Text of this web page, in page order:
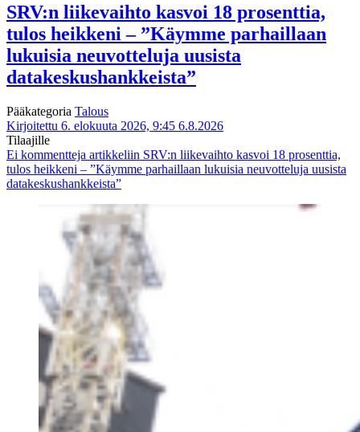
SRV:n liikevaihto kasvoi 18 prosenttia,
tulos heikkeni – ”Käymme parhaillaan
lukuisia neuvotteluja uusista
datakeskushankkeista”
Pääkategoria Talous
Kirjoitettu 6. elokuuta 2026, 9:45 6.8.2026
Tilaajille
Ei kommentteja artikkeliin SRV:n liikevaihto kasvoi 18 prosenttia,
tulos heikkeni – ”Käymme parhaillaan lukuisia neuvotteluja uusista
datakeskushankkeista”